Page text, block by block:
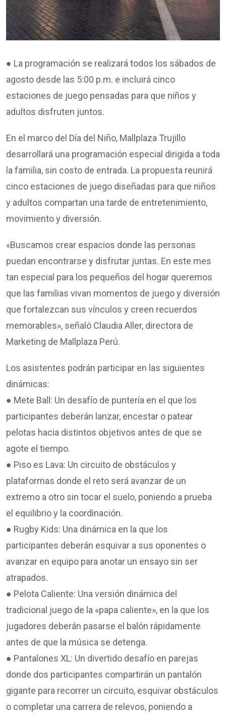
● La programación se realizará todos los sábados de
agosto desde las 5:00 p.m. e incluirá cinco
estaciones de juego pensadas para que niños y
adultos disfruten juntos.
En el marco del Día del Niño, Mallplaza Trujillo
desarrollará una programación especial dirigida a toda
la familia, sin costo de entrada. La propuesta reunirá
cinco estaciones de juego diseñadas para que niños
y adultos compartan una tarde de entretenimiento,
movimiento y diversión.
«Buscamos crear espacios donde las personas
puedan encontrarse y disfrutar juntas. En este mes
tan especial para los pequeños del hogar queremos
que las familias vivan momentos de juego y diversión
que fortalezcan sus vínculos y creen recuerdos
memorables», señaló Claudia Aller, directora de
Marketing de Mallplaza Perú.
Los asistentes podrán participar en las siguientes
dinámicas:
● Mete Ball: Un desafío de puntería en el que los
participantes deberán lanzar, encestar o patear
pelotas hacia distintos objetivos antes de que se
agote el tiempo.
● Piso es Lava: Un circuito de obstáculos y
plataformas donde el reto será avanzar de un
extremo a otro sin tocar el suelo, poniendo a prueba
el equilibrio y la coordinación.
● Rugby Kids: Una dinámica en la que los
participantes deberán esquivar a sus oponentes o
avanzar en equipo para anotar un ensayo sin ser
atrapados.
● Pelota Caliente: Una versión dinámica del
tradicional juego de la «papa caliente», en la que los
jugadores deberán pasarse el balón rápidamente
antes de que la música se detenga.
● Pantalones XL: Un divertido desafío en parejas
donde dos participantes compartirán un pantalón
gigante para recorrer un circuito, esquivar obstáculos
o completar una carrera de relevos, poniendo a